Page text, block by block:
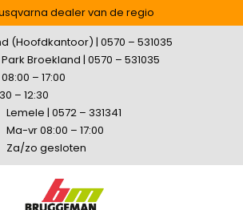
dealer van de regio
(Hoofdkantoor) | 0570 – 531035
Broekland | 0570 – 531035
– 17:00
– 12:30
Lemele | 0572 – 331341
Ma-vr 08:00 – 17:00
Za/zo gesloten